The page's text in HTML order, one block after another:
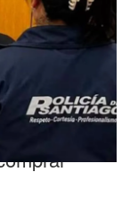
de estafar